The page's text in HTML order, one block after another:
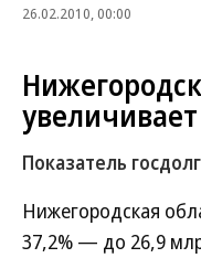
26.02.2010, 00:00
Показатель
Нижегородская
37,2% — до 26,9